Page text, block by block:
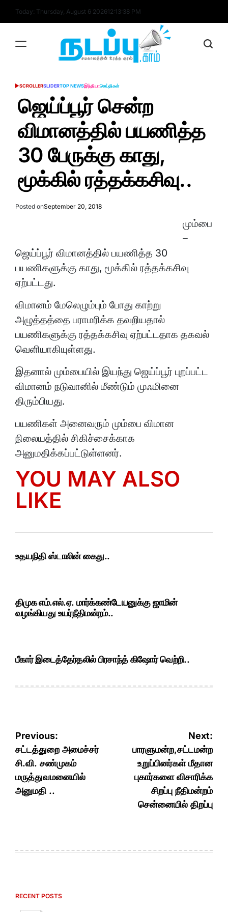
Today: Thursday, August 6 202612:13:39 PM
POSTED
SCROLLERSLIDERTOP NEWSஇந்தியாசெய்திகள்
ஜெய்ப்பூர் சென்ற
விமானத்தில் பயணித்த
30 பேருக்கு காது,
மூக்கில் ரத்தக்கசிவு..
Posted onSeptember 20, 2018
மும்பை
–
ஜெய்ப்பூர் விமானத்தில் பயணித்த 30
பயணிகளுக்கு காது, மூக்கில் ரத்தக்கசிவு
ஏற்பட்டது.
விமானம் மேலெழும்பும் போது காற்று
அழுத்தத்தை பராமரிக்க தவறியதால்
பயணிகளுக்கு ரத்தக்கசிவு ஏற்பட்டதாக தகவல்
வெளியாகியுள்ளது.
இதனால் மும்பையில் இயந்து ஜெய்ப்பூர் புறப்பட்ட
விமானம் நடுவானில் மீண்டும் முஃமினை
திரும்பியது.
பயணிகள் அனைவரும் மும்பை விமான
நிலையத்தில் சிகிச்சைக்காக
அனுமதிக்கப்பட்டுள்ளனர்.
YOU MAY ALSO
LIKE
உதயநிதி ஸ்டாலின் கைது..
திமுக எம்.எல்.ஏ. மார்க்கண்டேயனுக்கு ஜாமின்
வழங்கியது உயர்நீதிமன்றம்..
பீகார் இடைத்தேர்தலில் பிரசாந்த் கிஷோர் வெற்றி..
Post
navigation
Previous:
சட்டத்துறை அமைச்சர்
சி.வி. சண்முகம்
மருத்துவமனையில்
அனுமதி ..
Next:
பாரளுமன்ற,சட்டமன்ற
உறுப்பினர்கள் மீதான
புகார்களை விசாரிக்க
சிறப்பு நீதிமன்றம்
சென்னையில் திறப்பு
RECENT POSTS